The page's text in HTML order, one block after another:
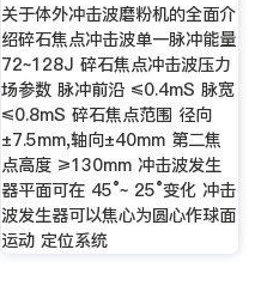
关于体外冲击波磨粉机的全面介
绍碎石焦点冲击波单一脉冲能量
72~128J 碎石焦点冲击波压力
场参数 脉冲前沿 ≤0.4mS 脉宽
≤0.8mS 碎石焦点范围 径向
±7.5mm,轴向±40mm 第二焦
点高度 ≥130mm 冲击波发生
器平面可在 45°~ 25°变化 冲击
波发生器可以焦心为圆心作球面
运动 定位系统